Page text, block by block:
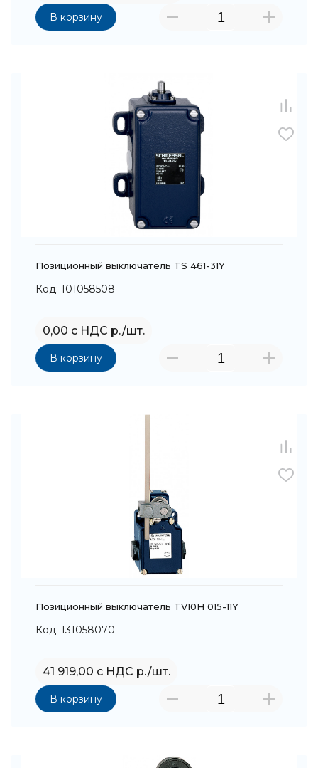
В корзину
Позиционный выключатель TS 461-31Y
Код: 101058508
0,00 с НДС р./шт.
В корзину
Позиционный выключатель TV10H 015-11Y
Код: 131058070
41 919,00 с НДС р./шт.
В корзину